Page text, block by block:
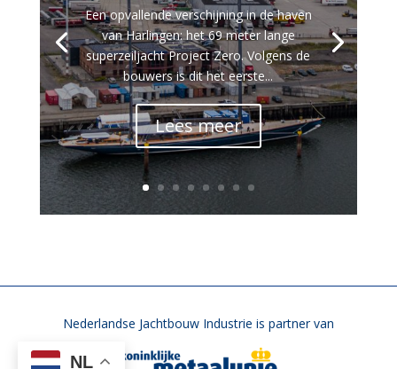
Een opvallende verschijning in de haven
van Harlingen: het 69 meter lange
superzeiljacht Project Zero. Volgens de
bouwers is dit het eerste...
Lees meer
Nederlandse Jachtbouw Industrie is partner van
NL